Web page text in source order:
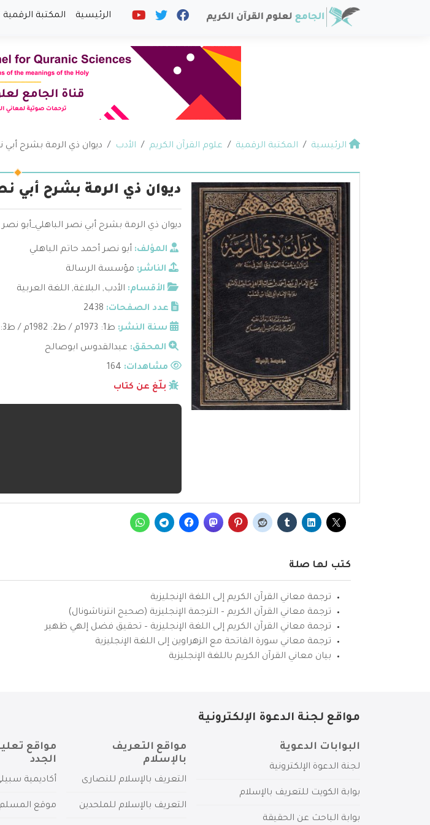
الرئيسية المكتبة الرقمية
الرئيسية المكتبة الرقمية علوم القرآن الكريم الأدب ديوان ذي الرمة بشرح أبي
ديوان ذي الرمة بشرح أبي
ديوان ذي الرمة بشرح أبي نصر الباهلي_أبو
المؤلف: أبو نصر أحمد حاتم الباهلي
الناشر: مؤسسة الرسالة
الأقسام: الأدب, البلاغة, اللغة العربية
عدد الصفحات: 2438
سنة النشر: ط1: 1973م / ط2: 1982م / ط3: 1993م
المحقق: عبدالقدوس ابوصالح
مشاهدات:
بلّغ عن كتاب
كتب لها صلة
ترجمة معاني القرآن الكريم إلى اللغة الإنجليزية
ترجمة معاني القرآن الكريم – الترجمة الإنجليزية (صحيح انترناشونال)
ترجمة معاني القرآن الكريم إلى اللغة الإنجليزية – تحقيق فضل إلهي ظهير
ترجمة معاني سورة الفاتحة مع الزهراوين إلى اللغة الإنجليزية
بيان معاني القرآن الكريم باللغة الإنجليزية
مواقع لجنة الدعوة الإلكترونية
البوابات الدعوية
لجنة الدعوة الإلكترونية
بوابة الكويت للتعريف بالإسلام
بوابة الباحث عن الحقيقة
مواقع التعريف
بالإسلام
التعريف بالإسلام للنصارى
التعريف بالإسلام للملحدين
مواقع
الجدد
أكاديمية
موقع المسلم